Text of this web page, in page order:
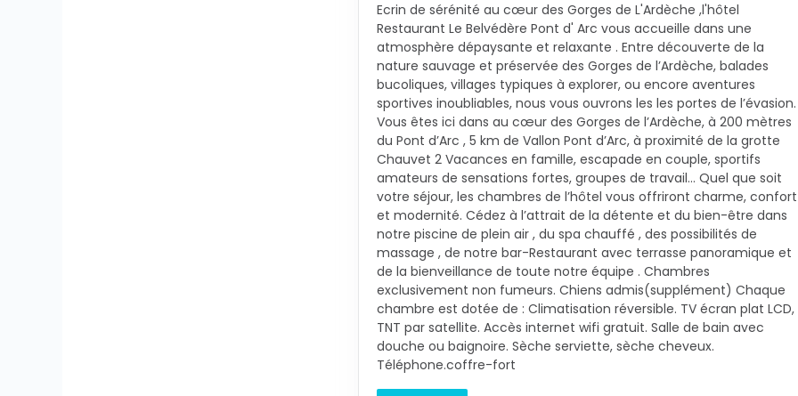
Ecrin de sérénité au cœur des Gorges de L'Ardèche ,l'hôtel
Restaurant Le Belvédère Pont d' Arc vous accueille dans une
atmosphère dépaysante et relaxante . Entre découverte de la
nature sauvage et préservée des Gorges de l’Ardèche, balades
bucoliques, villages typiques à explorer, ou encore aventures
sportives inoubliables, nous vous ouvrons les les portes de l’évasion.
Vous êtes ici dans au cœur des Gorges de l’Ardèche, à 200 mètres
du Pont d’Arc , 5 km de Vallon Pont d’Arc, à proximité de la grotte
Chauvet 2 Vacances en famille, escapade en couple, sportifs
amateurs de sensations fortes, groupes de travail… Quel que soit
votre séjour, les chambres de l’hôtel vous offriront charme, confort
et modernité. Cédez à l’attrait de la détente et du bien-être dans
notre piscine de plein air , du spa chauffé , des possibilités de
massage , de notre bar-Restaurant avec terrasse panoramique et
de la bienveillance de toute notre équipe . Chambres
exclusivement non fumeurs. Chiens admis(supplément) Chaque
chambre est dotée de : Climatisation réversible. TV écran plat LCD,
TNT par satellite. Accès internet wifi gratuit. Salle de bain avec
douche ou baignoire. Sèche serviette, sèche cheveux.
Téléphone.coffre-fort